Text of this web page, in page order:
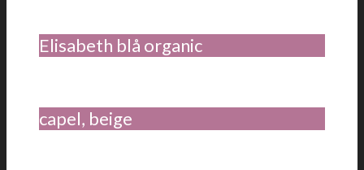
Elisabeth blå organic
capel, beige